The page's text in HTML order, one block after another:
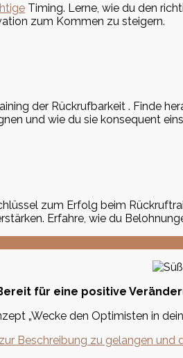
Timing. Lerne, wie du den
zum Kommen zu steigern.
der Rückrufbarkeit . Finde
und wie du sie konsequent
zum Erfolg beim
Erfahre, wie du
für eine positive
„Wecke den Optimisten in
zur Beschreibung zu gelangen